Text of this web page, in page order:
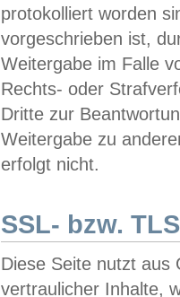
protokolliert worden
vorgeschrieben ist,
Weitergabe im Falle
Rechts- oder
Dritte zur
Weitergabe zu
erfolgt nicht.
SSL- bzw.
Diese Seite nutzt aus
vertraulicher Inhalte,